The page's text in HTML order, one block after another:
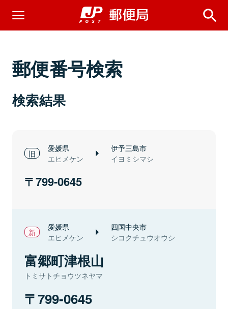
郵便番号検索
検索結果
愛媛県
エヒメケン
伊予三島市
イヨミシマシ
799-0645
愛媛県
エヒメケン
四国中央市
シコクチュウオウシ
富郷町津根山
トミサトチョウツネヤマ
799-0645